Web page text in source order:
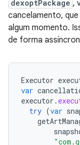
dexoptPackage ,
cancelamento,
algum momento.
de forma
Executor
var
executor .
try (var